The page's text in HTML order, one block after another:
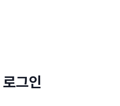
로그인